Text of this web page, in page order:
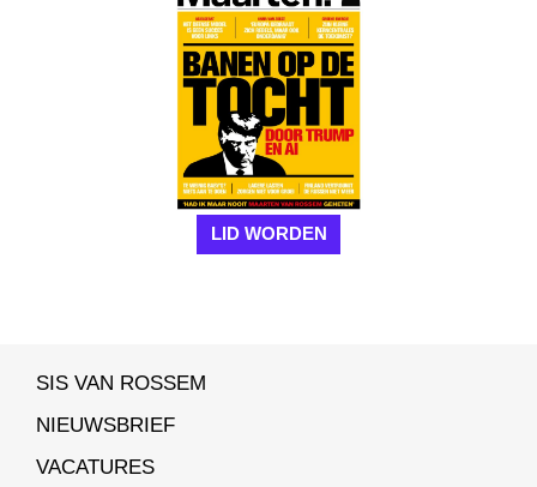
LID WORDEN
SIS VAN ROSSEM
NIEUWSBRIEF
VACATURES